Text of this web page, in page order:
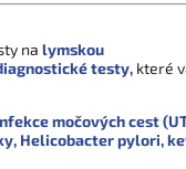
na lymskou
testy, které
močových cest
Helicobacter pylori,